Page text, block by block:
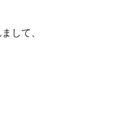
して、